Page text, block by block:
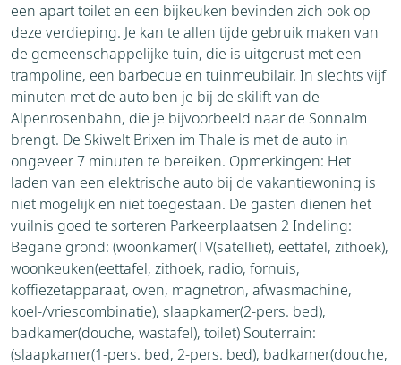
een apart toilet en een bijkeuken bevinden zich ook op
deze verdieping. Je kan te allen tijde gebruik maken van
de gemeenschappelijke tuin, die is uitgerust met een
trampoline, een barbecue en tuinmeubilair. In slechts vijf
minuten met de auto ben je bij de skilift van de
Alpenrosenbahn, die je bijvoorbeeld naar de Sonnalm
brengt. De Skiwelt Brixen im Thale is met de auto in
ongeveer 7 minuten te bereiken. Opmerkingen: Het
laden van een elektrische auto bij de vakantiewoning is
niet mogelijk en niet toegestaan. De gasten dienen het
vuilnis goed te sorteren Parkeerplaatsen 2 Indeling:
Begane grond: (woonkamer(TV(satelliet), eettafel, zithoek),
woonkeuken(eettafel, zithoek, radio, fornuis,
koffiezetapparaat, oven, magnetron, afwasmachine,
koel-/vriescombinatie), slaapkamer(2-pers. bed),
badkamer(douche, wastafel), toilet) Souterrain:
(slaapkamer(1-pers. bed, 2-pers. bed), badkamer(douche,